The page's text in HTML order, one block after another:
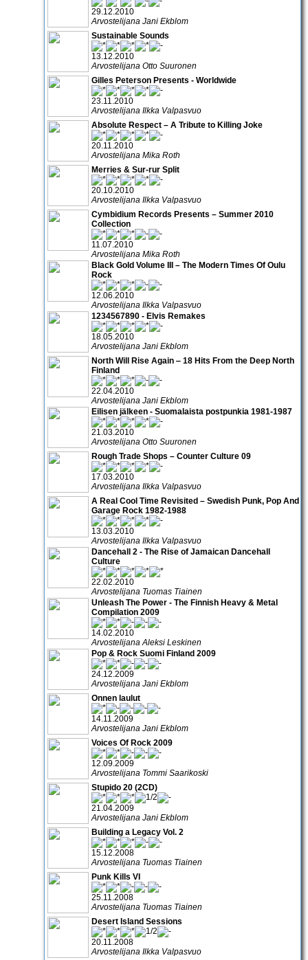
29.12.2010
Arvostelijana Jani Ekblom
Sustainable Sounds
13.12.2010
Arvostelijana Otto Suuronen
Gilles Peterson Presents - Worldwide
23.11.2010
Arvostelijana Ilkka Valpasvuo
Absolute Respect – A Tribute to Killing Joke
20.11.2010
Arvostelijana Mika Roth
Merries & Sur-rur Split
20.10.2010
Arvostelijana Ilkka Valpasvuo
Cymbidium Records Presents – Summer 2010
Collection
11.07.2010
Arvostelijana Mika Roth
Black Gold Volume III – The Modern Times Of Oulu
Rock
12.06.2010
Arvostelijana Ilkka Valpasvuo
1234567890 - Elvis Remakes
18.05.2010
Arvostelijana Jani Ekblom
North Will Rise Again ‒ 18 Hits From the Deep North
Finland
22.04.2010
Arvostelijana Jani Ekblom
Eilisen jälkeen - Suomalaista postpunkia 1981-1987
21.03.2010
Arvostelijana Otto Suuronen
Rough Trade Shops – Counter Culture 09
17.03.2010
Arvostelijana Ilkka Valpasvuo
A Real Cool Time Revisited – Swedish Punk, Pop And
Garage Rock 1982-1988
13.03.2010
Arvostelijana Ilkka Valpasvuo
Dancehall 2 - The Rise of Jamaican Dancehall
Culture
22.02.2010
Arvostelijana Tuomas Tiainen
Unleash The Power - The Finnish Heavy & Metal
Compilation 2009
14.02.2010
Arvostelijana Aleksi Leskinen
Pop & Rock Suomi Finland 2009
24.12.2009
Arvostelijana Jani Ekblom
Onnen laulut
14.11.2009
Arvostelijana Jani Ekblom
Voices Of Rock 2009
12.09.2009
Arvostelijana Tommi Saarikoski
Stupido 20 (2CD)
21.04.2009
Arvostelijana Jani Ekblom
Building a Legacy Vol. 2
15.12.2008
Arvostelijana Tuomas Tiainen
Punk Kills VI
25.11.2008
Arvostelijana Tuomas Tiainen
Desert Island Sessions
20.11.2008
Arvostelijana Ilkka Valpasvuo